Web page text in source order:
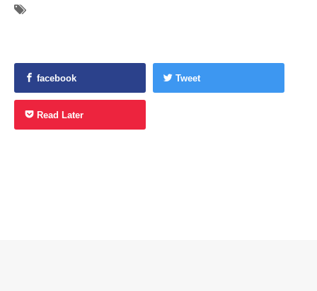
facebook Tweet
Read Later